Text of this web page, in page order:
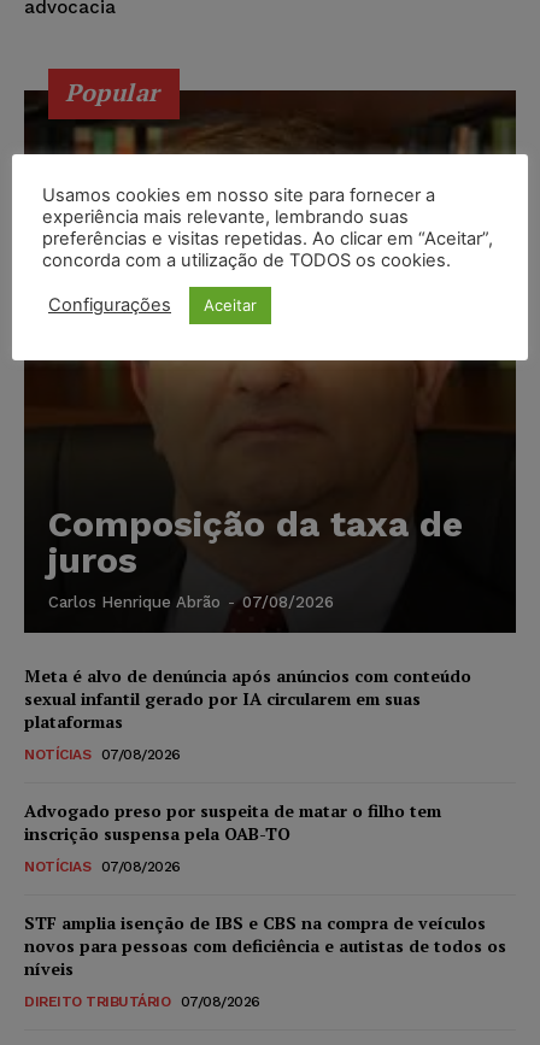
advocacia
Popular
Composição da taxa de
juros
Carlos Henrique Abrão - 07/08/2026
Meta é alvo de denúncia após anúncios com conteúdo
sexual infantil gerado por IA circularem em suas
plataformas
NOTÍCIAS 07/08/2026
Advogado preso por suspeita de matar o filho tem
inscrição suspensa pela OAB-TO
NOTÍCIAS 07/08/2026
STF amplia isenção de IBS e CBS na compra de veículos
novos para pessoas com deficiência e autistas de todos os
níveis
DIREITO TRIBUTÁRIO 07/08/2026
Usamos cookies em nosso site para fornecer a
experiência mais relevante, lembrando suas
preferências e visitas repetidas. Ao clicar em “Aceitar”,
concorda com a utilização de TODOS os cookies.
Configurações Aceitar